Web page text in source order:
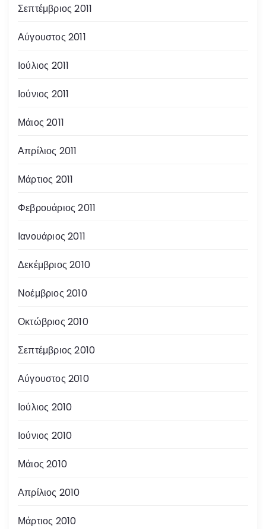
Σεπτέμβριος 2011
Αύγουστος 2011
Ιούλιος 2011
Ιούνιος 2011
Μάιος 2011
Απρίλιος 2011
Μάρτιος 2011
Φεβρουάριος 2011
Ιανουάριος 2011
Δεκέμβριος 2010
Νοέμβριος 2010
Οκτώβριος 2010
Σεπτέμβριος 2010
Αύγουστος 2010
Ιούλιος 2010
Ιούνιος 2010
Μάιος 2010
Απρίλιος 2010
Μάρτιος 2010